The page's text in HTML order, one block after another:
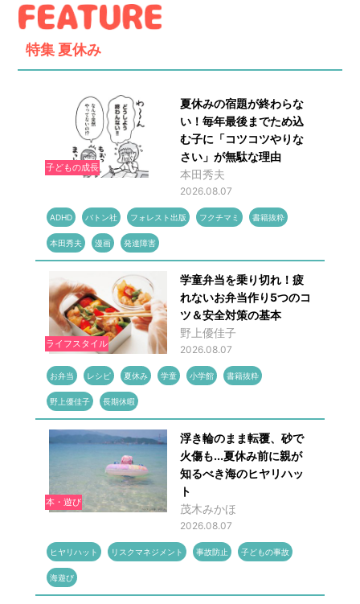
特集 夏休み
子どもの成長
夏休みの宿題が終わらな
い！毎年最後までため込
む子に「コツコツやりな
さい」が無駄な理由
本田秀夫
2026.08.07
ADHD バトン社 フォレスト出版 フクチマミ 書籍抜粋
本田秀夫 漫画 発達障害
ライフスタイル
学童弁当を乗り切れ！疲
れないお弁当作り5つのコ
ツ＆安全対策の基本
野上優佳子
2026.08.07
お弁当 レシピ 夏休み 学童 小学館 書籍抜粋
野上優佳子 長期休暇
本・遊び
浮き輪のまま転覆、砂で
火傷も...夏休み前に親が
知るべき海のヒヤリハッ
ト
茂木みかほ
2026.08.07
ヒヤリハット リスクマネジメント 事故防止 子どもの事故
海遊び